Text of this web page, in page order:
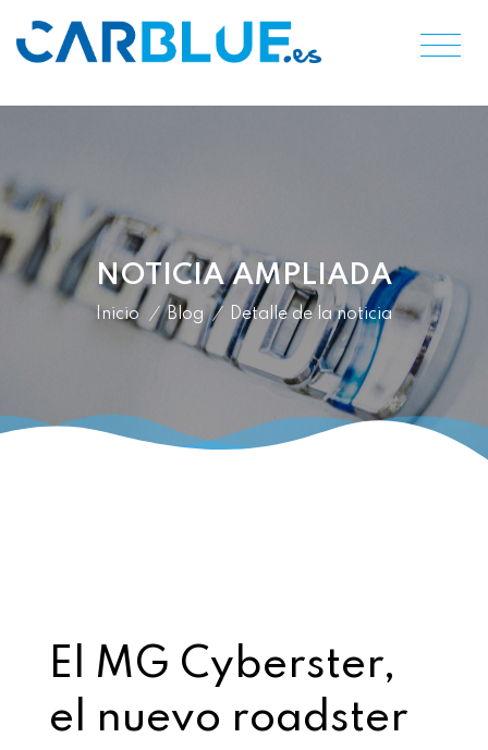
NOTICIA AMPLIADA
Inicio / Blog / Detalle de la noticia
El MG Cyberster,
el nuevo roadster